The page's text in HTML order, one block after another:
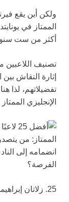
ولكن أين يقع
الممتاز في
أكثر من ست
تصنيف اللاعبين
إثارة النقاش
تفضيلاتهم، لذا
الإنجليزي الممتاز في
25. زلاتان إبراهيموفيتش